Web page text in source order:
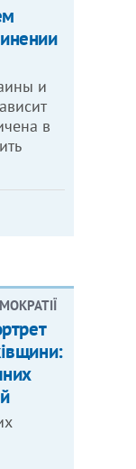
и
в